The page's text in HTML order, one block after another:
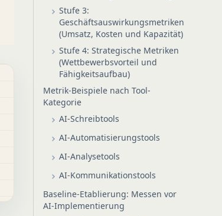
Stufe 3:
Geschäftsauswirkungsmetriken
(Umsatz, Kosten und Kapazität)
Stufe 4: Strategische Metriken
(Wettbewerbsvorteil und
Fähigkeitsaufbau)
Metrik-Beispiele nach Tool-
Kategorie
AI-Schreibtools
AI-Automatisierungstools
AI-Analysetools
AI-Kommunikationstools
Baseline-Etablierung: Messen vor
AI-Implementierung